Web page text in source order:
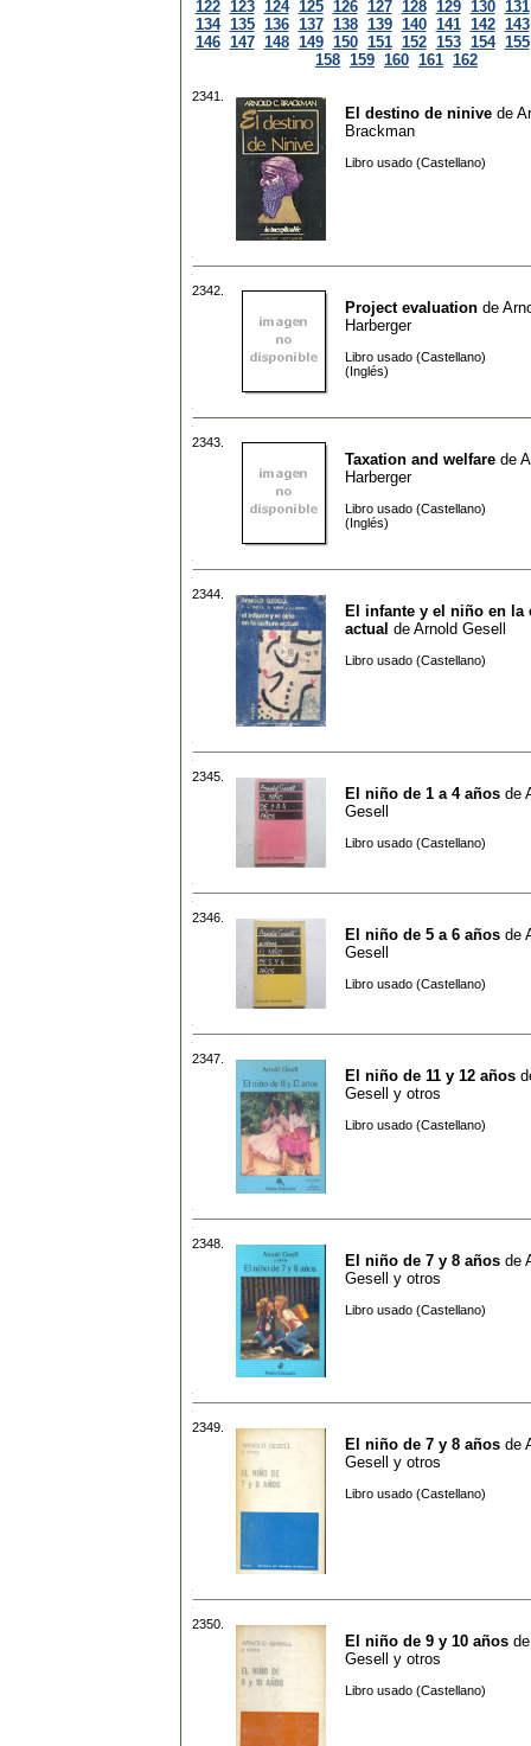
122 123 124 125 126 127 128 129 130 131
134 135 136 137 138 139 140 141 142 143
146 147 148 149 150 151 152 153 154 155
158 159 160 161 162
2341.
El destino de ninive de
Brackman
Libro usado (Castellano)
2342.
Project evaluation de
Harberger
Libro usado (Castellano)
(Inglés)
2343.
Taxation and welfare de
Harberger
Libro usado (Castellano)
(Inglés)
2344.
El infante y el niño en la
actual de Arnold Gesell
Libro usado (Castellano)
2345.
El niño de 1 a 4 años de
Gesell
Libro usado (Castellano)
2346.
El niño de 5 a 6 años de
Gesell
Libro usado (Castellano)
2347.
El niño de 11 y 12 años
Gesell y otros
Libro usado (Castellano)
2348.
El niño de 7 y 8 años de
Gesell y otros
Libro usado (Castellano)
2349.
El niño de 7 y 8 años de
Gesell y otros
Libro usado (Castellano)
2350.
El niño de 9 y 10 años
Gesell y otros
Libro usado (Castellano)